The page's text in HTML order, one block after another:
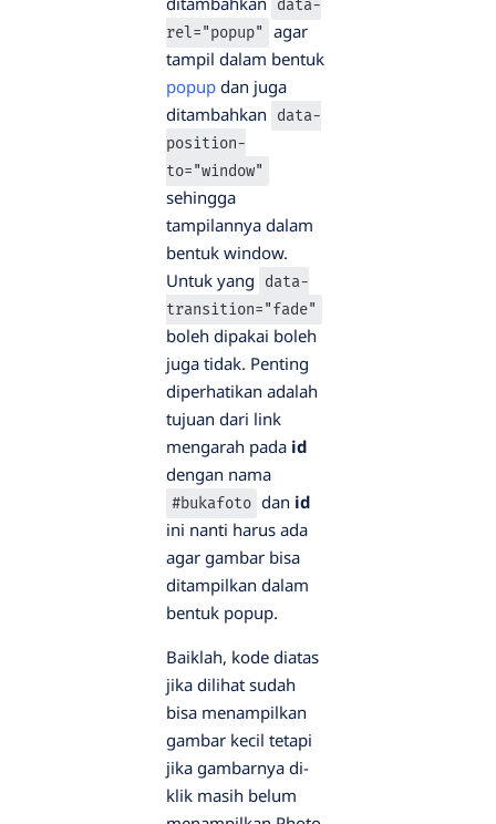
data-
rel="popup"
agar
tampil dalam bentuk
popup dan juga
ditambahkan
data-
position-
to="window"
sehingga
tampilannya dalam
bentuk window.
Untuk yang
data-
transition="fade"
boleh dipakai boleh
juga tidak. Penting
diperhatikan adalah
tujuan dari link
mengarah pada id
dengan nama
#bukafoto dan id
ini nanti harus ada
agar gambar bisa
ditampilkan dalam
bentuk popup.
Baiklah, kode diatas
jika dilihat sudah
bisa menampilkan
gambar kecil tetapi
jika gambarnya di-
klik masih belum